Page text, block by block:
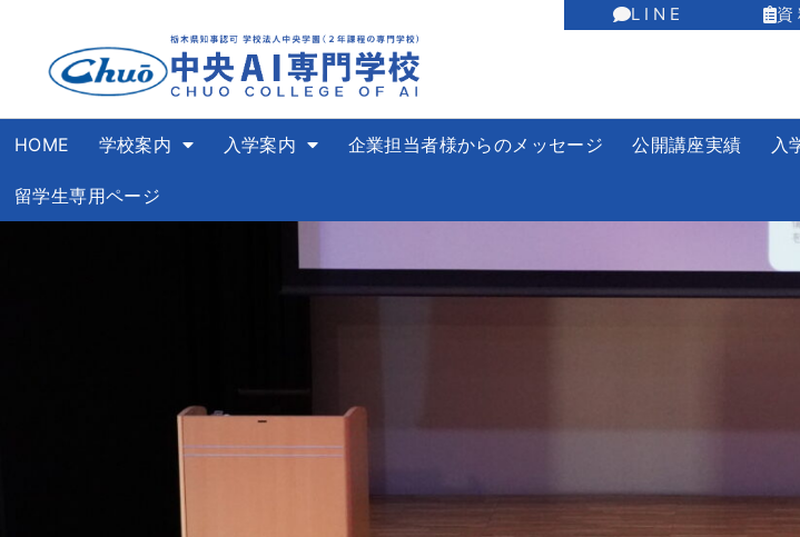
L I N E 資
HOME 学校案内 入学案内 企業担当者様からのメッセージ 公開講座実績 入
留学生専用ページ